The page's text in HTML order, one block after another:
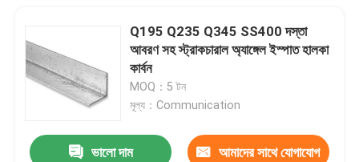
Q195 Q235 Q345 SS400 দস্তা
আবরণ সহ স্ট্রাকচারাল অ্যাঙ্গেল ইস্পাত হালকা
কার্বন
MOQ：5 টন
মূল্য：Communication
ভালো দাম আমাদের সাথে যোগাযোগ